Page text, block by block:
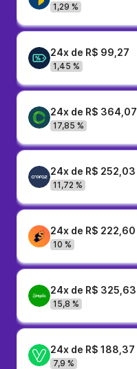
1,29 %
24x de R$ 99,27
1,45 %
24x de R$ 364,07
17,85 %
24x de R$ 252,03
11,72 %
24x de R$ 222,60
10 %
24x de R$ 325,63
15,8 %
24x de R$ 188,37
7,9 %